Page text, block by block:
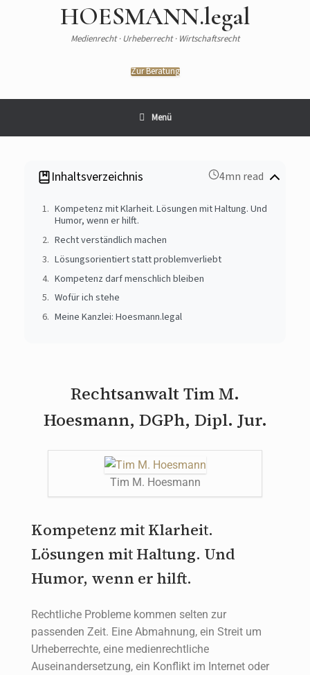
HOESMANN.legal
Medienrecht · Urheberrecht · Wirtschaftsrecht
Zur Beratung
Menü
Inhaltsverzeichnis 4mn read
Kompetenz mit Klarheit. Lösungen mit Haltung. Und
Humor, wenn er hilft.
Recht verständlich machen
Lösungsorientiert statt problemverliebt
Kompetenz darf menschlich bleiben
Wofür ich stehe
Meine Kanzlei: Hoesmann.legal
Rechtsanwalt Tim M.
Hoesmann, DGPh, Dipl. Jur.
Tim M. Hoesmann
Kompetenz mit Klarheit.
Lösungen mit Haltung. Und
Humor, wenn er hilft.
Rechtliche Probleme kommen selten zur
passenden Zeit. Eine Abmahnung, ein Streit um
Urheberrechte, eine medienrechtliche
Auseinandersetzung, ein Konflikt im Internet oder